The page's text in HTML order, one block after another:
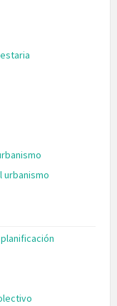
urbanismo